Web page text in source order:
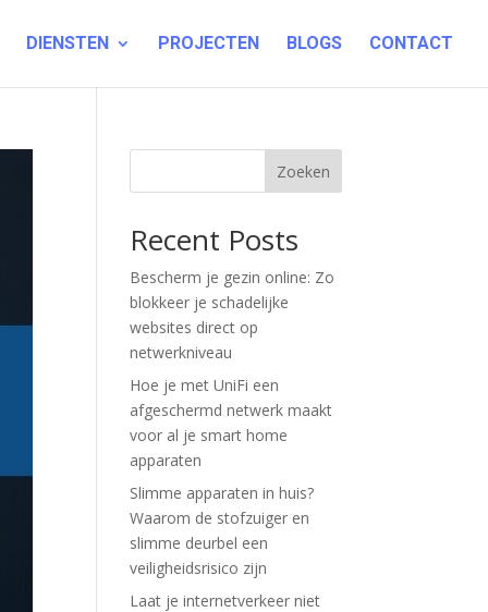
DIENSTEN PROJECTEN BLOGS CONTACT
Zoeken
Recent Posts
Bescherm je gezin online: Zo
blokkeer je schadelijke
websites direct op
netwerkniveau
Hoe je met UniFi een
afgeschermd netwerk maakt
voor al je smart home
apparaten
Slimme apparaten in huis?
Waarom de stofzuiger en
slimme deurbel een
veiligheidsrisico zijn
Laat je internetverkeer niet